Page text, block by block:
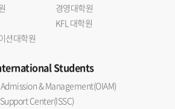
경영대학원
KFL 대학원
션대학원
Students
& Management(OIAM)
Center(ISSC)